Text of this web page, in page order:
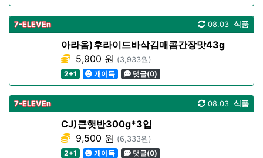
7-ELEVEn 식품
08.03
아라움)후라이드바삭김매콤간장맛43g
5,900 원 (3,933원)
2+1
개이득 댓글(0)
7-ELEVEn 식품
08.03
CJ)큰햇반300g*3입
9,500 원 (6,333원)
2+1
개이득 댓글(0)